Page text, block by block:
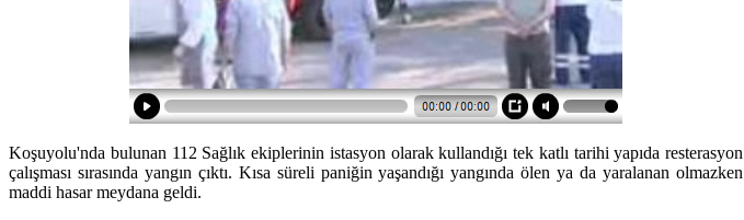
Koşuyolu'nda bulunan 112 Sağlık ekiplerinin istasyon olarak kullandığı tek katlı tarihi yapıda resterasyon
çalışması sırasında yangın çıktı. Kısa süreli paniğin yaşandığı yangında ölen ya da yaralanan olmazken
maddi hasar meydana geldi.